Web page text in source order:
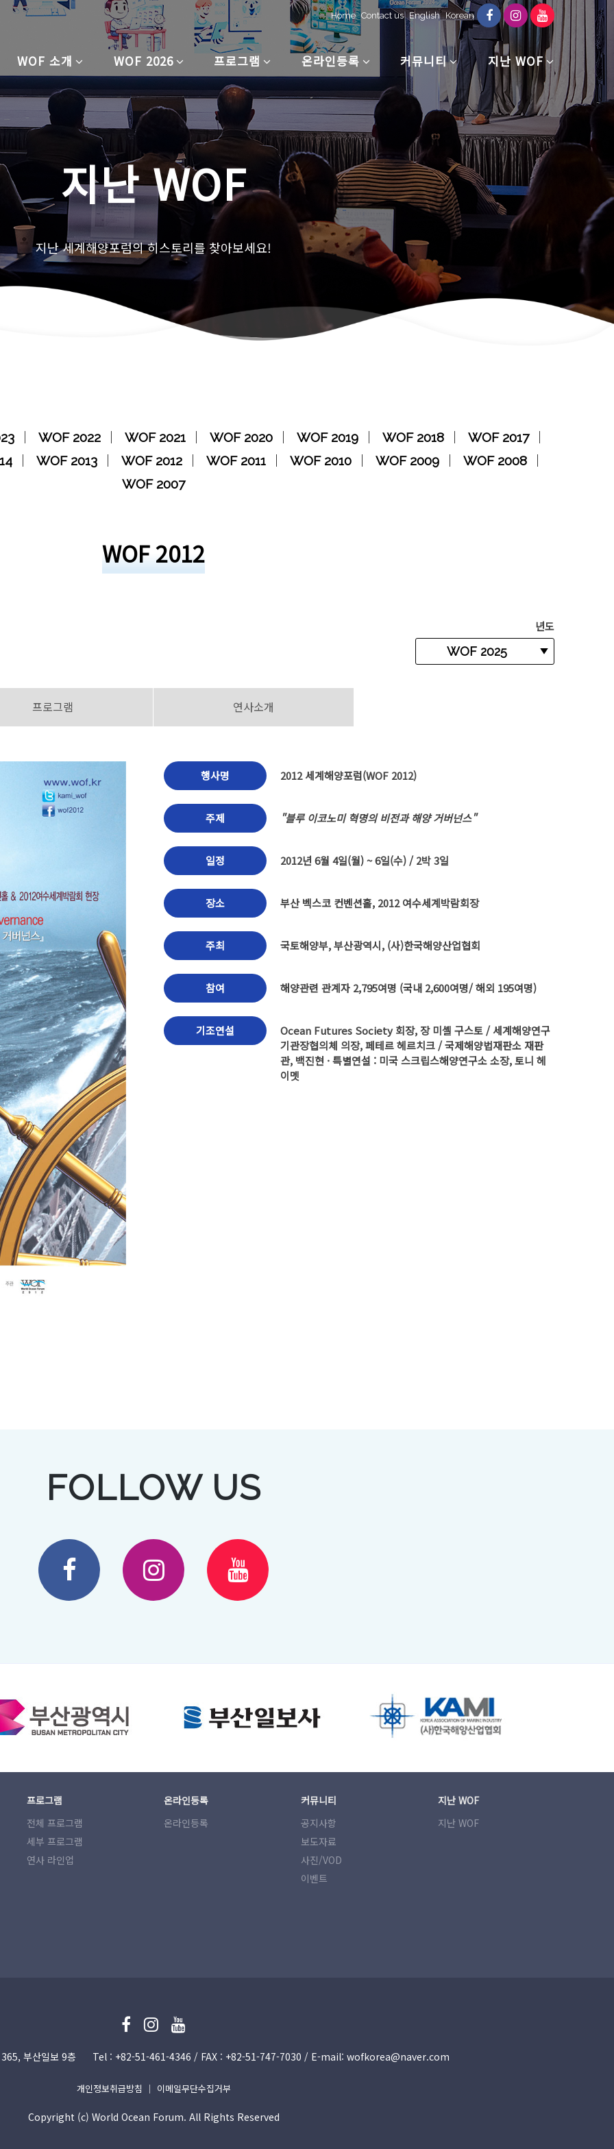
Home Contact us English Korean
WOF 소개 WOF 2026 프로그램 온라인등록 커뮤니티 지난 WOF
지난 WOF
지난 세계해양포럼의 히스토리를 찾아보세요!
WOF 2022 WOF 2021 WOF 2020 WOF 2019 WOF 2018
WOF 2017
WOF 2013 WOF 2012 WOF 2011 WOF 2010 WOF 2009
WOF 2008
WOF 2007
WOF 2012
년도
프로그램 연사소개
행사명 2012 세계해양포럼(WOF 2012)
주제 "블루 이코노미 혁명의 비전과 해양 거버넌스"
일정 2012년 6월 4일(월) ~ 6일(수) / 2박 3일
장소 부산 벡스코 컨벤션홀, 2012 여수세계박람회장
주최 국토해양부, 부산광역시, (사)한국해양산업협회
참여 해양관련 관계자 2,795여명 (국내 2,600여명/ 해외 195여명)
기조연설
Ocean Futures Society 회장, 장 미셸 구스토 / 세계해양연구
기관장협의체 의장, 페테르 헤르치크 / 국제해양법재판소 재판
관, 백진현 · 특별연설 : 미국 스크립스해양연구소 소장, 토니 헤
이멧
FOLLOW US
프로그램
전체 프로그램
세부 프로그램
연사 라인업
온라인등록
온라인등록
커뮤니티
공지사항
보도자료
사진/VOD
이벤트
지난 WOF
지난 WOF
부산일보 9층 Tel : +82-51­-461-4346 / FAX : +82-51­-747-7030 / E-mail: wofkorea@naver.com
개인정보취급방침 ｜ 이메일무단수집거부
Copyright (c) World Ocean Forum. All Rights Reserved